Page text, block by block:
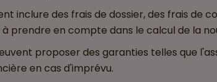
inclure des frais de dossier, des frais de
prendre en compte dans le calcul de la
proposer des garanties telles que
en cas d'imprévu.